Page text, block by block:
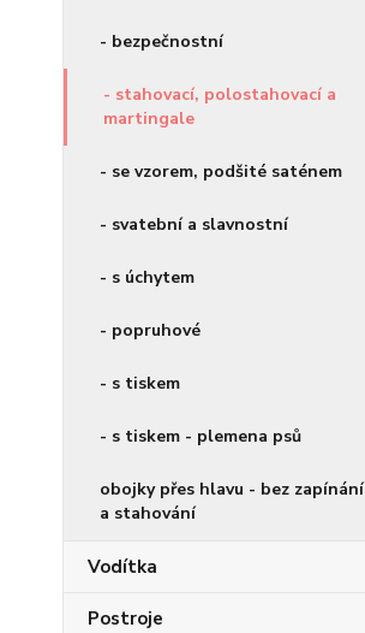
- bezpečnostní
- stahovací, polostahovací a
martingale
- se vzorem, podšité saténem
- svatební a slavnostní
- s úchytem
- popruhové
- s tiskem
- s tiskem - plemena psů
obojky přes hlavu - bez zapínání
a stahování
Vodítka
Postroje